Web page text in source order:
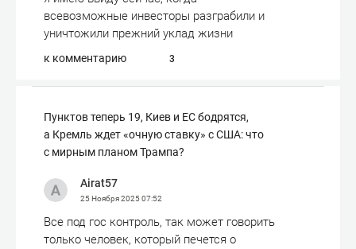
всевозможные инвесторы разграбили и
уничтожили прежний уклад жизни
к комментарию 3
Пунктов теперь 19, Киев и ЕС бодрятся,
а Кремль ждет «очную ставку» с США: что
с мирным планом Трампа?
Airat57
25 Ноября 202507:52
Все под гос контроль, так может говорить
только человек, который печется о